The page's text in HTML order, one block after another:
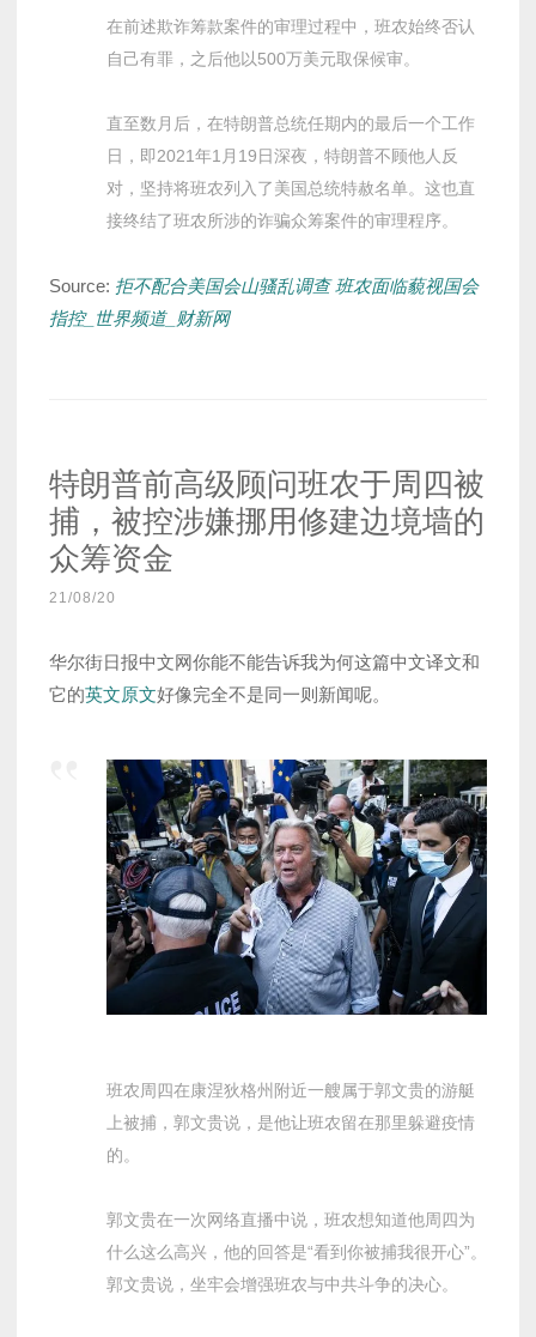
在前述欺诈筹款案件的审理过程中，班农始终否认
自己有罪，之后他以500万美元取保候审。
直至数月后，在特朗普总统任期内的最后一个工作
日，即2021年1月19日深夜，特朗普不顾他人反
对，坚持将班农列入了美国总统特赦名单。这也直
接终结了班农所涉的诈骗众筹案件的审理程序。
Source: 拒不配合美国会山骚乱调查 班农面临藐视国会
指控_世界频道_财新网
特朗普前高级顾问班农于周四被
捕，被控涉嫌挪用修建边境墙的
众筹资金
21/08/20
华尔街日报中文网你能不能告诉我为何这篇中文译文和
它的英文原文好像完全不是同一则新闻呢。
班农周四在康涅狄格州附近一艘属于郭文贵的游艇
上被捕，郭文贵说，是他让班农留在那里躲避疫情
的。
郭文贵在一次网络直播中说，班农想知道他周四为
什么这么高兴，他的回答是“看到你被捕我很开心”。
郭文贵说，坐牢会增强班农与中共斗争的决心。